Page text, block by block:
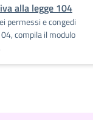
alla legge 104
permessi e congedi
compila il modulo